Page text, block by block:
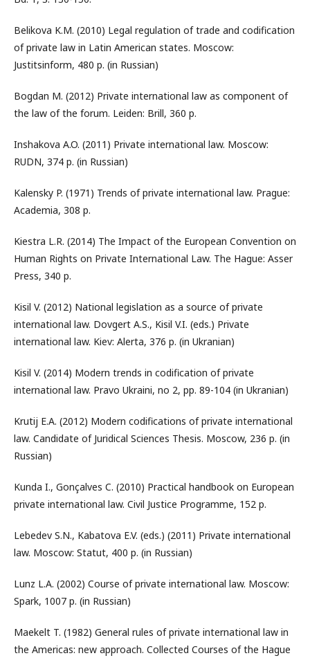
Belikova K.M. (2010) Legal regulation of trade and codification
of private law in Latin American states. Moscow:
Justitsinform, 480 p. (in Russian)
Bogdan M. (2012) Private international law as component of
the law of the forum. Leiden: Brill, 360 p.
Inshakova A.O. (2011) Private international law. Moscow:
RUDN, 374 p. (in Russian)
Kalensky P. (1971) Trends of private international law. Prague:
Academia, 308 p.
Kiestra L.R. (2014) The Impact of the European Convention on
Human Rights on Private International Law. The Hague: Asser
Press, 340 p.
Kisil V. (2012) National legislation as a source of private
international law. Dovgert A.S., Kisil V.I. (eds.) Private
international law. Kiev: Alerta, 376 p. (in Ukranian)
Kisil V. (2014) Modern trends in codification of private
international law. Pravo Ukraini, no 2, pp. 89-104 (in Ukranian)
Krutij E.A. (2012) Modern codifications of private international
law. Candidate of Juridical Sciences Thesis. Moscow, 236 p. (in
Russian)
Kunda I., Gonçalves C. (2010) Practical handbook on European
private international law. Civil Justice Programme, 152 p.
Lebedev S.N., Kabatova E.V. (eds.) (2011) Private international
law. Moscow: Statut, 400 p. (in Russian)
Lunz L.A. (2002) Course of private international law. Moscow:
Spark, 1007 p. (in Russian)
Maekelt T. (1982) General rules of private international law in
the Americas: new approach. Collected Courses of the Hague